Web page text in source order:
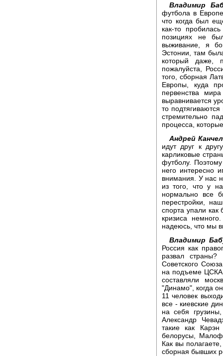
Владимир
футбола в
что когда был
как-то
позициях не
выживание, я
Эстонии, там
который даже,
пожалуйста,
того, сборная
Европы, куда
первенства
выравнивается
то
стремительно
процесса,
Андрей
идут друг к
карликовые
футболу.
него интересно
внимания. У нас
из того, что у
нормально все
перестройки,
спорта упали как
кризиса
надеюсь, что мы
Владимир
Россия как
развал
Советского
на подъеме
составляли
"Динамо", когда
11 человек
все - киевские
на себя
Александр
такие как
белорусы,
Как вы
сборная бывших